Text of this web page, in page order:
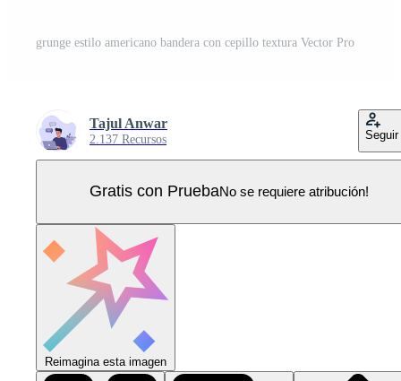
grunge estilo americano bandera con cepillo textura Vector Pro
Tajul Anwar
2.137 Recursos Seguir
Gratis con PruebaNo se requiere atribución!
Reimagina esta imagen